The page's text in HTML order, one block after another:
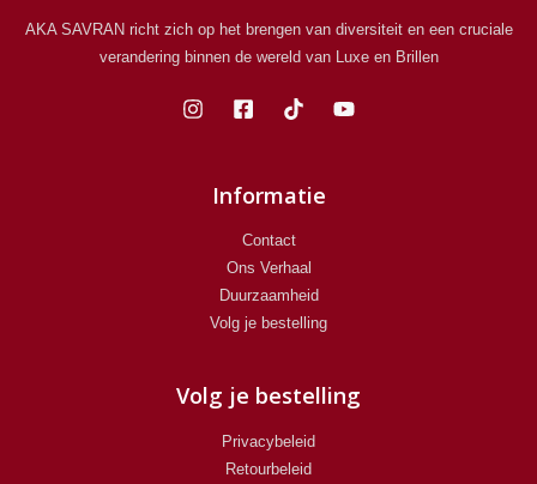
AKA SAVRAN richt zich op het brengen van diversiteit en een cruciale
verandering binnen de wereld van Luxe en Brillen
Informatie
Contact
Ons Verhaal
Duurzaamheid
Volg je bestelling
Volg je bestelling
Privacybeleid
Retourbeleid